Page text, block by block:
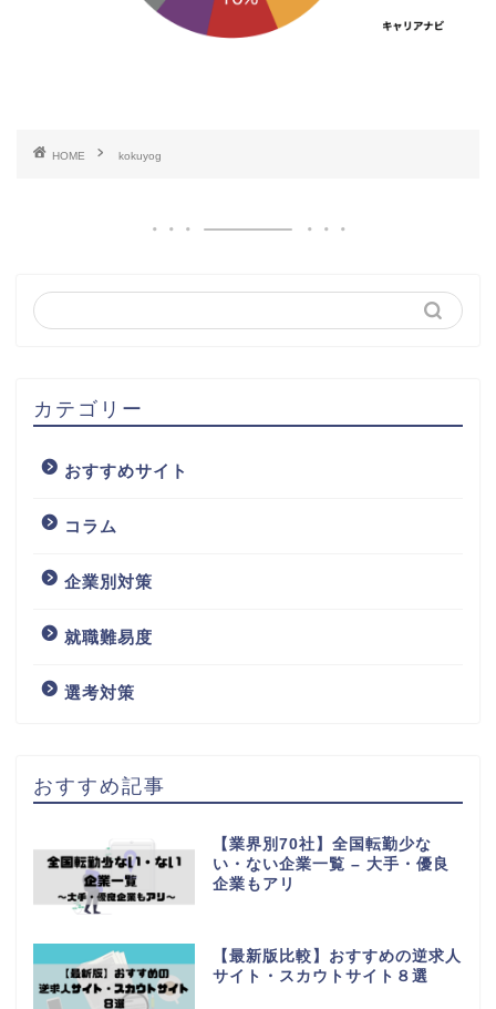
HOME kokuyog
カテゴリー
おすすめサイト
コラム
企業別対策
就職難易度
選考対策
おすすめ記事
【業界別70社】全国転勤少な
い・ない企業一覧 – 大手・優良
企業もアリ
【最新版比較】おすすめの逆求人
サイト・スカウトサイト８選